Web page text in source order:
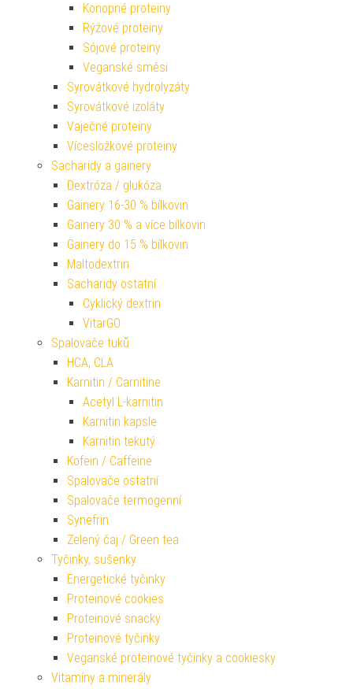
Konopné proteiny
Rýžové proteiny
Sójové proteiny
Veganské směsi
Syrovátkové hydrolyzáty
Syrovátkové izoláty
Vaječné proteiny
Vícesložkové proteiny
Sacharidy a gainery
Dextróza / glukóza
Gainery 16-30 % bílkovin
Gainery 30 % a více bílkovin
Gainery do 15 % bílkovin
Maltodextrin
Sacharidy ostatní
Cyklický dextrin
VitarGO
Spalovače tuků
HCA, CLA
Karnitin / Carnitine
Acetyl L-karnitin
Karnitin kapsle
Karnitin tekutý
Kofein / Caffeine
Spalovače ostatní
Spalovače termogenní
Synefrin
Zelený čaj / Green tea
Tyčinky, sušenky
Energetické tyčinky
Proteinové cookies
Proteinové snacky
Proteinové tyčinky
Veganské proteinové tyčinky a cookiesky
Vitamíny a minerály